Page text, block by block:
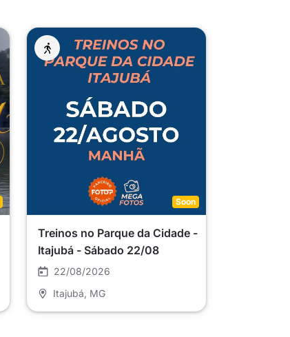
Soon
Treinos no Parque da Cidade -
Itajubá - Sábado 22/08
22/08/2026
Itajubá , MG